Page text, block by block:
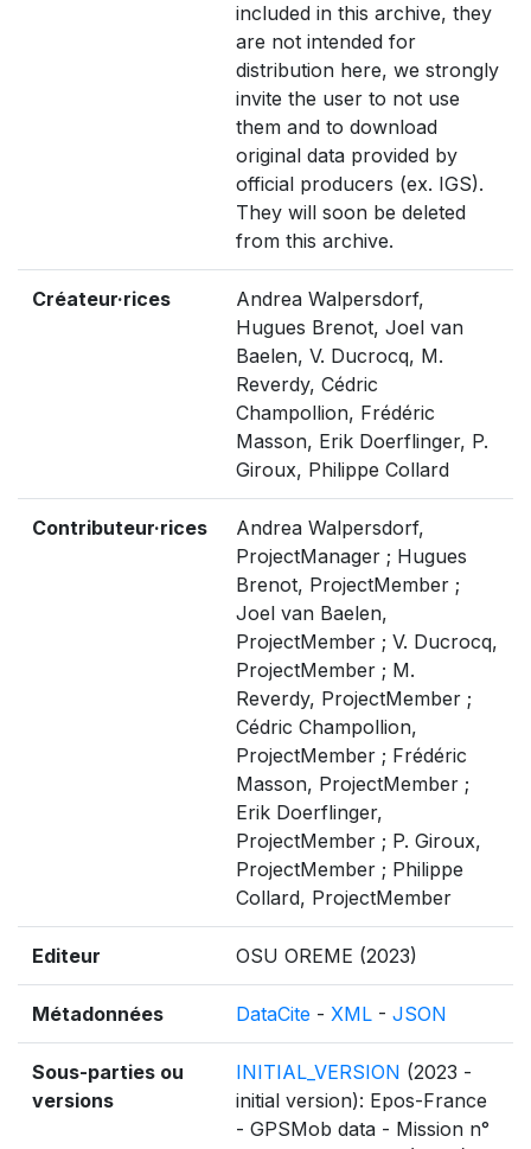
included in this archive, they
are not intended for
distribution here, we strongly
invite the user to not use
them and to download
original data provided by
official producers (ex. IGS).
They will soon be deleted
from this archive.
Créateur·rices
Andrea Walpersdorf,
Hugues Brenot, Joel van
Baelen, V. Ducrocq, M.
Reverdy, Cédric
Champollion, Frédéric
Masson, Erik Doerflinger, P.
Giroux, Philippe Collard
Contributeur·rices
Andrea Walpersdorf,
ProjectManager ; Hugues
Brenot, ProjectMember ;
Joel van Baelen,
ProjectMember ; V. Ducrocq,
ProjectMember ; M.
Reverdy, ProjectMember ;
Cédric Champollion,
ProjectMember ; Frédéric
Masson, ProjectMember ;
Erik Doerflinger,
ProjectMember ; P. Giroux,
ProjectMember ; Philippe
Collard, ProjectMember
Editeur OSU OREME (2023)
Métadonnées DataCite - XML - JSON
Sous-parties ou
versions
INITIAL_VERSION (2023 -
initial version): Epos-France
- GPSMob data - Mission n°